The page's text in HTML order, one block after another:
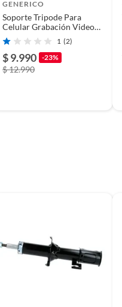
GENERICO
Soporte Tripode Para
Celular Grabación Videos
Fotos
1 (2)
$ 9.990 -23%
$ 12.990